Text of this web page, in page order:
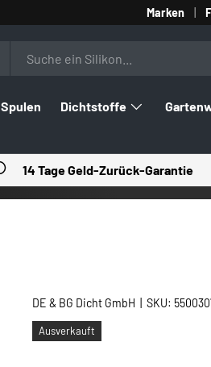
Marken
Spulen Dichtstoffe
14 Tage Geld-Zurück-Garantie
DE & BG Dicht GmbH |SKU:
Ausverkauft